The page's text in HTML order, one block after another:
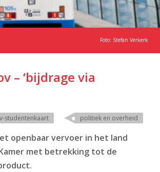
Foto: Stefan Verkerk
– ‘bijdrage via
studentenkaart politiek en overheid
openbaar vervoer in het land
met betrekking tot de